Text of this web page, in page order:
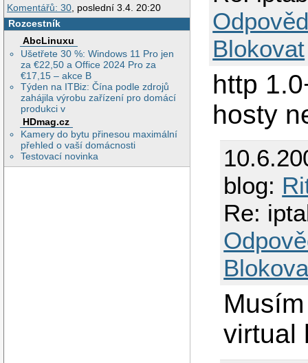
Komentářů: 30, poslední 3.4. 20:20
Rozcestník
AbcLinuxu
Ušetřete 30 %: Windows 11 Pro jen
za €22,50 a Office 2024 Pro za
€17,15 – akce B
Týden na ITBiz: Čína podle zdrojů
zahájila výrobu zařízení pro domácí
produkci v
HDmag.cz
Kamery do bytu přinesou maximální
přehled o vaší domácnosti
Testovací novinka
Blokovat
http
hosty
blog:
Re:
virtual